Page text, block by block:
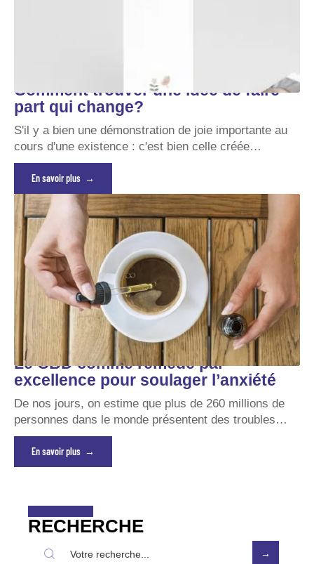
Comment trouver une idée de faire
part qui change?
S'il y a bien une démonstration de joie importante au
cours d'une existence : c'est bien celle créée…
En savoir plus
Le CBD comme remède par
excellence pour soulager l’anxiété
De nos jours, on estime que plus de 260 millions de
personnes dans le monde présentent des troubles…
En savoir plus
RECHERCHE